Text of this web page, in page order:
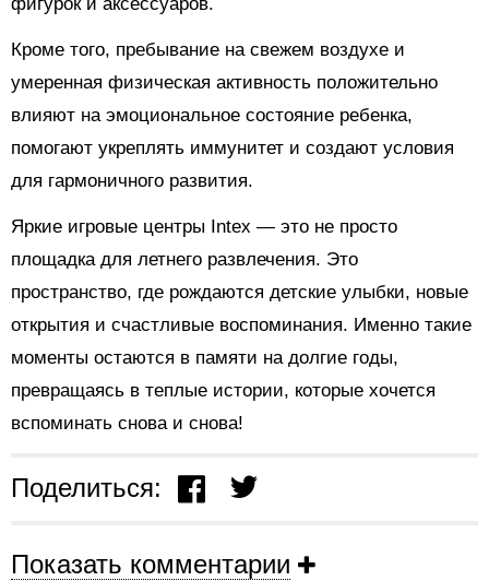
Кроме того, пребывание на свежем воздухе и
умеренная физическая активность положительно
влияют на эмоциональное состояние ребенка,
помогают укреплять иммунитет и создают условия
для гармоничного развития.
Яркие игровые центры Intex — это не просто
площадка для летнего развлечения. Это
пространство, где рождаются детские улыбки, новые
открытия и счастливые воспоминания. Именно такие
моменты остаются в памяти на долгие годы,
превращаясь в теплые истории, которые хочется
вспоминать снова и снова!
Поделиться:
Показать комментарии